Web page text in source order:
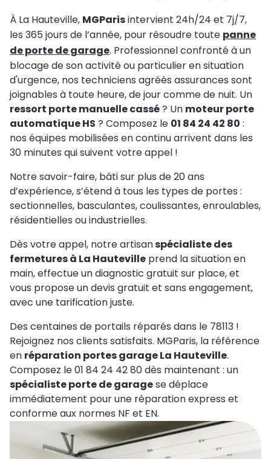
À La Hauteville, MGParisintervient 24h/24 et 7j/7,
les 365 jours de l’année, pour résoudre toute panne
de porte de garage. Professionnel confronté à un
blocage de son activité ou particulier en situation
d'urgence, nos techniciens agréés assurances sont
joignables à toute heure, de jour comme de nuit. Un
ressort porte manuelle cassé? Un moteur porte
automatique HS ? Composez le 01 84 24 42 80 :
nos équipes mobilisées en continu arrivent dans les
30 minutes qui suivent votre appel !
Notre savoir-faire, bâti sur plus de 20 ans
d’expérience, s’étend à tous les types de portes :
sectionnelles, basculantes, coulissantes, enroulables,
résidentielles ou industrielles.
Dès votre appel, notre artisanspécialiste des
fermetures à La Hauteville prend la situation en
main, effectue un diagnostic gratuit sur place, et
vous propose un devis gratuit et sans engagement,
avec une tarification juste.
Des centaines de portails réparés dans le 78113 !
Rejoignez nos clients satisfaits. MGParis, la référence
en réparation portes garage La Hauteville.
Composez le 01 84 24 42 80 dès maintenant : un
spécialiste porte de garagese déplace
immédiatement pour une réparation express et
conforme aux normes NF et EN.